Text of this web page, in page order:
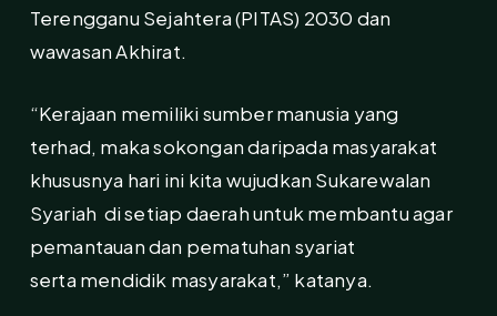
Terengganu Sejahtera (PITAS) 2030 dan
wawasan Akhirat.
“Kerajaan memiliki sumber manusia yang
terhad, maka sokongan daripada masyarakat
khususnya hari ini kita wujudkan Sukarewalan
Syariah di setiap daerah untuk membantu agar
pemantauan dan pematuhan syariat
serta mendidik masyarakat,” katanya.